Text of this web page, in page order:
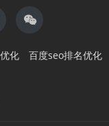
化
百度seo排名优化